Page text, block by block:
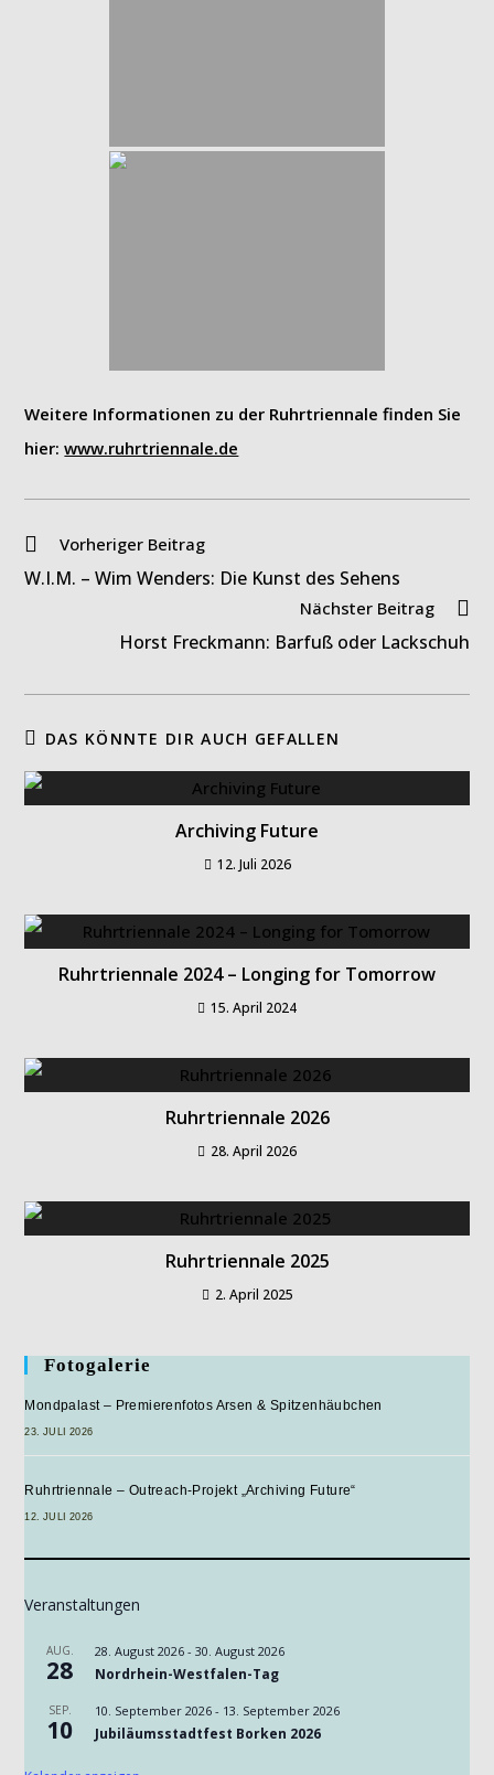
Weitere Informationen zu der Ruhrtriennale finden Sie
hier:www.ruhrtriennale.de
Weitere
ansehen
Vorheriger Beitrag
W.I.M. – Wim Wenders: Die Kunst des Sehens
Nächster Beitrag
Horst Freckmann: Barfuß oder Lackschuh
DAS KÖNNTE DIR AUCH GEFALLEN
Archiving Future
12. Juli 2026
Ruhrtriennale 2024 – Longing for Tomorrow
15. April 2024
Ruhrtriennale 2026
28. April 2026
Ruhrtriennale 2025
2. April 2025
Fotogalerie
Mondpalast – Premierenfotos Arsen & Spitzenhäubchen
23. JULI 2026
Ruhrtriennale – Outreach-Projekt „Archiving Future“
12. JULI 2026
Veranstaltungen
AUG.
28
28. August 2026 -30. August 2026
Nordrhein-Westfalen-Tag
SEP.
10
10. September 2026 - 13. September 2026
Jubiläumsstadtfest Borken 2026